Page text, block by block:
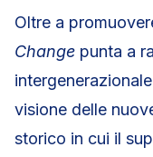
Oltre a
Change punta a
visione delle
storico in cui il